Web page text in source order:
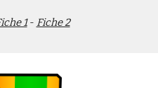
1 - Fiche 2